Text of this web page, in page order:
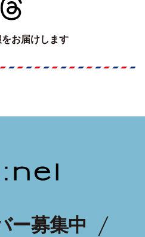
お届けします
ー募集中